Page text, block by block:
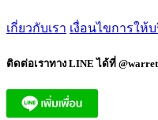
เกี่ยวกับเรา เงื่อนไขการให้
ติดต่อเราทาง LINE ได้ที่ @warret